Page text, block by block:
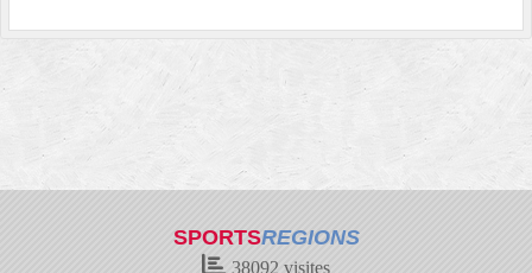
SPORTSREGIONS
38092 visites